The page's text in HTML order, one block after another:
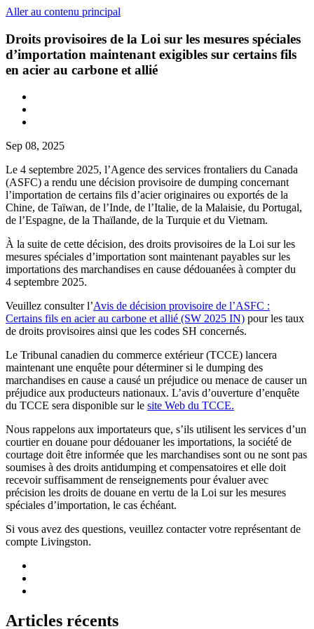
Aller au contenu principal
Droits provisoires de la Loi sur les mesures spéciales
d’importation maintenant exigibles sur certains fils
en acier au carbone et allié
Sep 08, 2025
Le 4 septembre 2025, l’Agence des services frontaliers du Canada
(ASFC) a rendu une décision provisoire de dumping concernant
l’importation de certains fils d’acier originaires ou exportés de la
Chine, de Taïwan, de l’Inde, de l’Italie, de la Malaisie, du Portugal,
de l’Espagne, de la Thaïlande, de la Turquie et du Vietnam.
À la suite de cette décision, des droits provisoires de la Loi sur les
mesures spéciales d’importation sont maintenant payables sur les
importations des marchandises en cause dédouanées à compter du
4 septembre 2025.
Veuillez consulter l’Avis de décision provisoire de l’ASFC :
Certains fils en acier au carbone et allié (SW 2025 IN) pour les taux
de droits provisoires ainsi que les codes SH concernés.
Le Tribunal canadien du commerce extérieur (TCCE) lancera
maintenant une enquête pour déterminer si le dumping des
marchandises en cause a causé un préjudice ou menace de causer un
préjudice aux producteurs nationaux. L’avis d’ouverture d’enquête
du TCCE sera disponible sur le site Web du TCCE.
Nous rappelons aux importateurs que, s’ils utilisent les services d’un
courtier en douane pour dédouaner les importations, la société de
courtage doit être informée que les marchandises sont ou ne sont pas
soumises à des droits antidumping et compensatoires et elle doit
recevoir suffisamment de renseignements pour évaluer avec
précision les droits de douane en vertu de la Loi sur les mesures
spéciales d’importation, le cas échéant.
Si vous avez des questions, veuillez contacter votre représentant de
compte Livingston.
Articles récents